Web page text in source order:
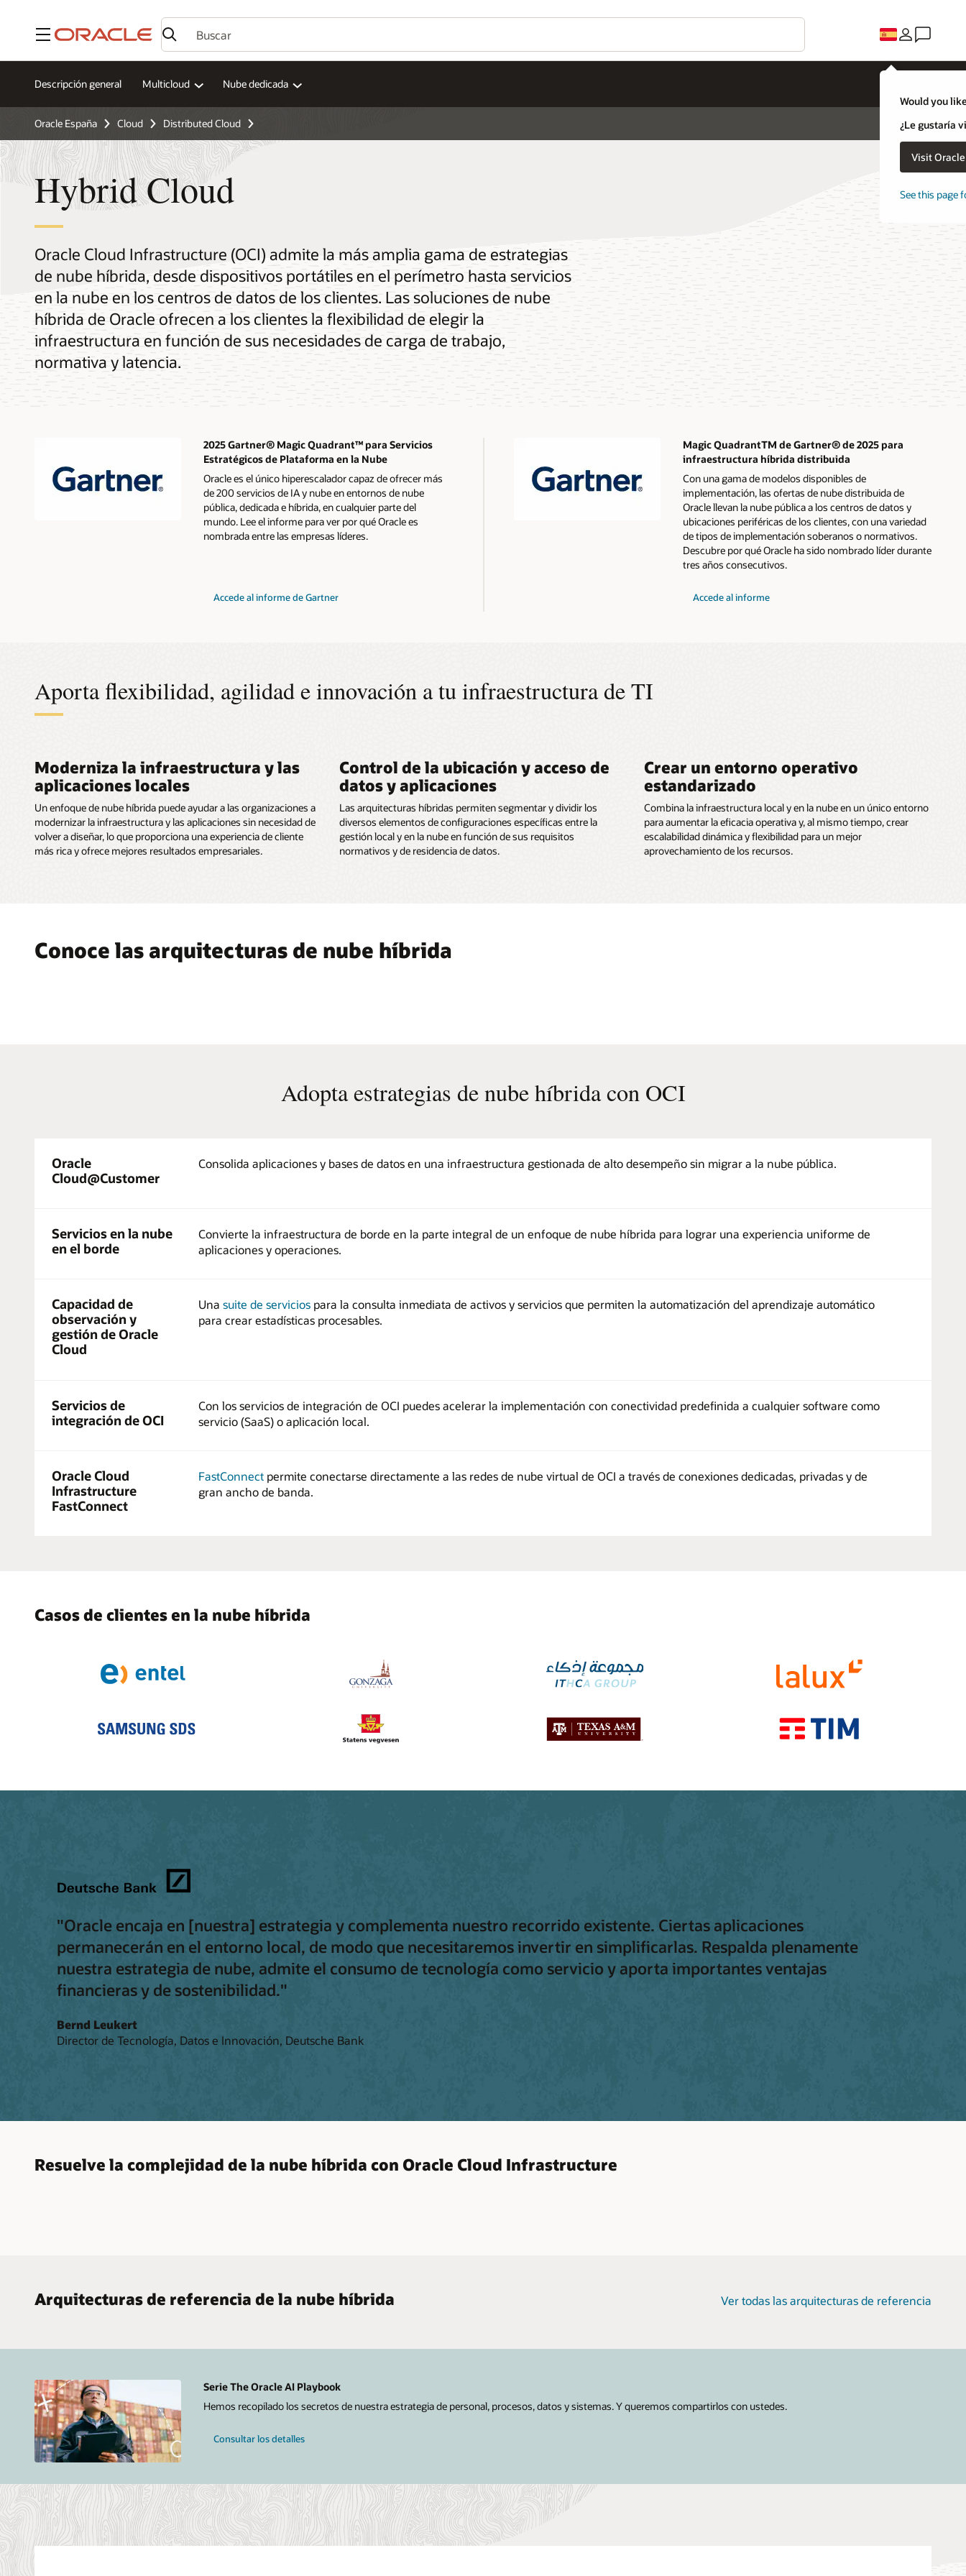
Menú
Would you
¿Le gustaría
Visit
See this page
Descripción general Multicloud Nube dedicada
Oracle España Cloud Distributed Cloud
Hybrid Cloud
Oracle Cloud Infrastructure (OCI) admite la más amplia gama de estrategias
de nube híbrida, desde dispositivos portátiles en el perímetro hasta servicios
en la nube en los centros de datos de los clientes. Las soluciones de nube
híbrida de Oracle ofrecen a los clientes la flexibilidad de elegir la
infraestructura en función de sus necesidades de carga de trabajo,
normativa y latencia.
2025 Gartner® Magic Quadrant™ para Servicios
Estratégicos de Plataforma en la Nube
Oracle es el único hiperescalador capaz de ofrecer más
de 200 servicios de IA y nube en entornos de nube
pública, dedicada e híbrida, en cualquier parte del
mundo. Lee el informe para ver por qué Oracle es
nombrada entre las empresas líderes.
Accede al informe de Gartner
Gartner
de
Plataforma
Magic QuadrantTM de Gartner® de 2025 para
infraestructura híbrida distribuida
Con una gama de modelos disponibles de
implementación, las ofertas de nube distribuida de
Oracle llevan la nube pública a los centros de datos y
ubicaciones periféricas de los clientes, con una variedad
de tipos de implementación soberanos o normativos.
Descubre por qué Oracle ha sido nombrado líder durante
tres años consecutivos.
Accede al informe
Quadrant™
Aporta flexibilidad, agilidad e innovación a tu infraestructura de TI
Moderniza la infraestructura y las
aplicaciones locales
Un enfoque de nube híbrida puede ayudar a las organizaciones a
modernizar la infraestructura y las aplicaciones sin necesidad de
volver a diseñar, lo que proporciona una experiencia de cliente
más rica y ofrece mejores resultados empresariales.
Control de la ubicación y acceso de
datos y aplicaciones
Las arquitecturas híbridas permiten segmentar y dividir los
diversos elementos de configuraciones específicas entre la
gestión local y en la nube en función de sus requisitos
normativos y de residencia de datos.
Crear un entorno operativo
estandarizado
Combina la infraestructura local y en la nube en un único entorno
para aumentar la eficacia operativa y, al mismo tiempo, crear
escalabilidad dinámica y flexibilidad para un mejor
aprovechamiento de los recursos.
Conoce las arquitecturas de nube híbrida
Adopta estrategias de nube híbrida con OCI
Oracle
Cloud@Customer
Consolida aplicaciones y bases de datos en una infraestructura gestionada de alto desempeño sin migrar a la nube pública.
Servicios en la nube
en el borde
Convierte la infraestructura de borde en la parte integral de un enfoque de nube híbrida para lograr una experiencia uniforme de
aplicaciones y operaciones.
Capacidad de
observación y
gestión de Oracle
Cloud
Una suite de serviciospara la consulta inmediata de activos y servicios que permiten la automatización del aprendizaje automático
para crear estadísticas procesables.
Servicios de
integración de OCI
Con los servicios de integración de OCI puedes acelerar la implementación con conectividad predefinida a cualquier software como
servicio (SaaS) o aplicación local.
Oracle Cloud
Infrastructure
FastConnect
FastConnectpermite conectarse directamente a las redes de nube virtual de OCI a través de conexiones dedicadas, privadas y de
gran ancho de banda.
Casos de clientes en la nube híbrida
"Oracle encaja en [nuestra] estrategia y complementa nuestro recorrido existente. Ciertas aplicaciones
permanecerán en el entorno local, de modo que necesitaremos invertir en simplificarlas. Respalda plenamente
nuestra estrategia de nube, admite el consumo de tecnología como servicio y aporta importantes ventajas
financieras y de sostenibilidad."
Bernd Leukert
Director de Tecnología, Datos e Innovación, Deutsche Bank
Resuelve la complejidad de la nube híbrida con Oracle Cloud Infrastructure
Arquitecturas de referencia de la nube híbrida Ver todas las arquitecturas de referencia
Serie The Oracle AI Playbook
Hemos recopilado los secretos de nuestra estrategia de personal, procesos, datos y sistemas. Y queremos compartirlos con ustedes.
Consultar los detalles